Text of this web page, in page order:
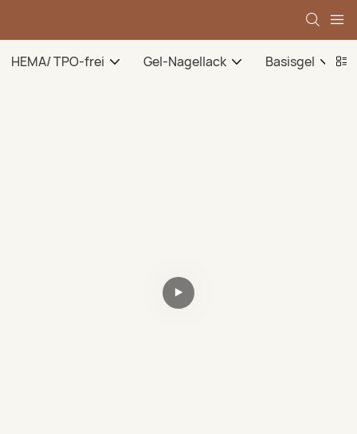
HEMA/ TPO-frei Gel-Nagellack Basisgel